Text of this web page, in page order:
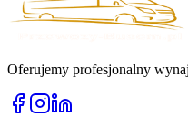
Oferujemy profesjonalny